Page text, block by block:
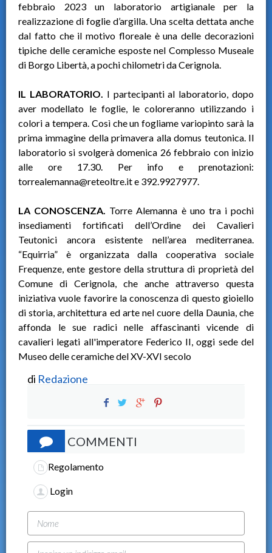
febbraio 2023 un laboratorio artigianale per la
realizzazione di foglie d’argilla. Una scelta dettata anche
dal fatto che il motivo floreale è una delle decorazioni
tipiche delle ceramiche esposte nel Complesso Museale
di Borgo Libertà, a pochi chilometri da Cerignola.
IL LABORATORIO. I partecipanti al laboratorio, dopo
aver modellato le foglie, le coloreranno utilizzando i
colori a tempera. Così che un fogliame variopinto sarà la
prima immagine della primavera alla domus teutonica. Il
laboratorio si svolgerà domenica 26 febbraio con inizio
alle ore 17.30. Per info e prenotazioni:
torrealemanna@reteoltre.it e 392.9927977.
LA CONOSCENZA. Torre Alemanna è uno tra i pochi
insediamenti fortificati dell’Ordine dei Cavalieri
Teutonici ancora esistente nell’area mediterranea.
“Equirria” è organizzata dalla cooperativa sociale
Frequenze, ente gestore della struttura di proprietà del
Comune di Cerignola, che anche attraverso questa
iniziativa vuole favorire la conoscenza di questo gioiello
di storia, architettura ed arte nel cuore della Daunia, che
affonda le sue radici nelle affascinanti vicende di
cavalieri legati all'imperatore Federico II, oggi sede del
Museo delle ceramiche del XV-XVI secolo
di Redazione
COMMENTI
Regolamento
Login